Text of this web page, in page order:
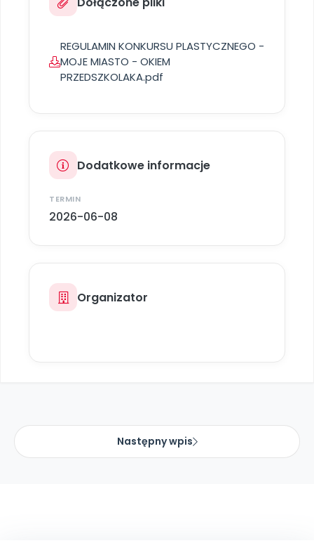
Archiwalne numery
Pomoc
REGULAMIN KONKURSU PLASTYCZNEGO -
MOJE MIASTO - OKIEM
PRZEDSZKOLAKA.pdf
Dodatkowe informacje
TERMIN
2026-06-08
Organizator
Następny wpis